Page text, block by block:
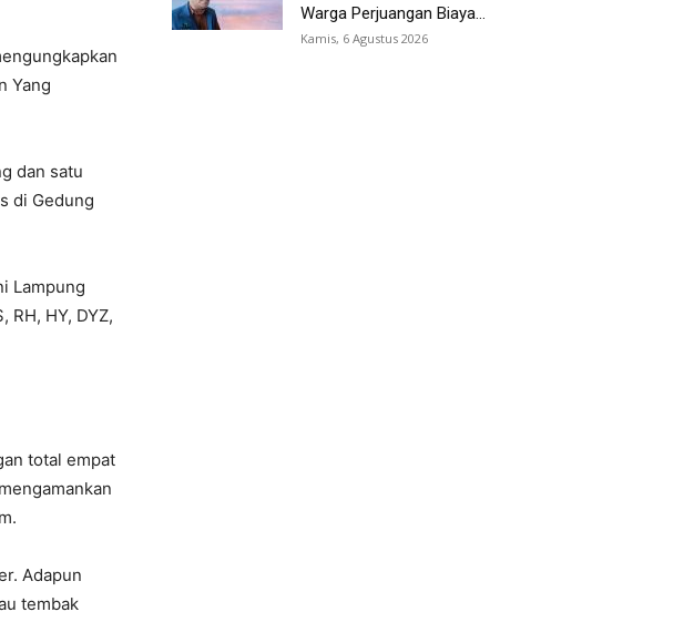
Yang
dan satu
di Gedung
Lampung
RH, HY, DYZ,
total empat
Adapun
tembak
Warga Perjuangan Biaya...
Kamis, 6 Agustus 2026